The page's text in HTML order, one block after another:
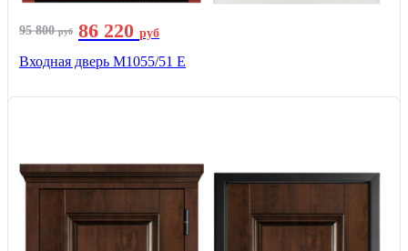
95 800руб 86 220 руб
Входная дверь М1055/51 Е